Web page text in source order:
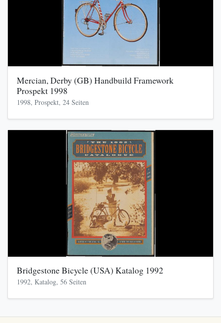
Mercian, Derby (GB) Handbuild Framework
Prospekt 1998
1998, Prospekt, 24 Seiten
Bridgestone Bicycle (USA) Katalog 1992
1992, Katalog, 56 Seiten